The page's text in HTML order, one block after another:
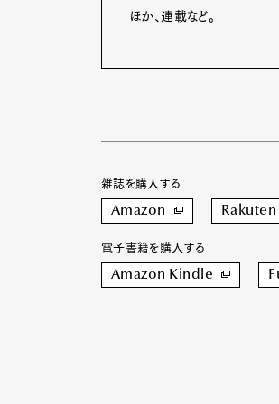
ほか、連載など。
雑誌を購入する
Amazon
電子書籍を購入する
Amazon Kindle